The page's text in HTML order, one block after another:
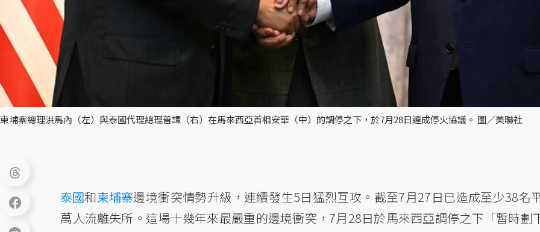
柬埔寨總理洪馬內（左）與泰國代理總理普譚（右）在馬來西亞首相安華（中）的調停之下，於7月28日達成停火協議。 圖／美聯社
泰國和柬埔寨邊境衝突情勢升級，連續發生5日猛烈互攻。截至7月27日已造成至少38名
萬人流離失所。這場十幾年來最嚴重的邊境衝突，7月28日於馬來西亞調停之下「暫時劃